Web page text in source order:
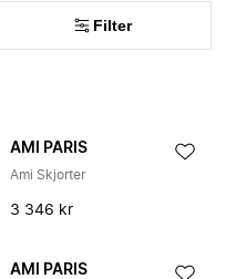
Filter
AMI PARIS
Ami Skjorter
3 346 kr
AMI PARIS